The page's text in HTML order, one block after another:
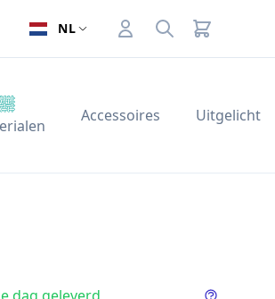
NL AccountSearch
Accessoires Uitgelicht